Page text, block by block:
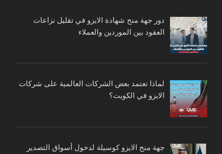
دور جهة منح شهادة الايزو في تقليل نزاعات
العقود بين الموردين والعملاء
لماذا تعتمد بعض الشركات العالمية على شركات
الايزو في الكويت؟
جهة منح الايزو كوسيلة لدخول أسواق التصدير